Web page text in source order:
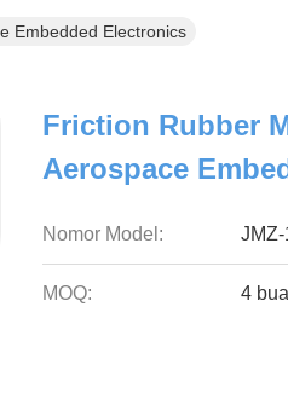
Embedded Electronics
Friction Rubber
Aerospace
Nomor Model:
MOQ: 4